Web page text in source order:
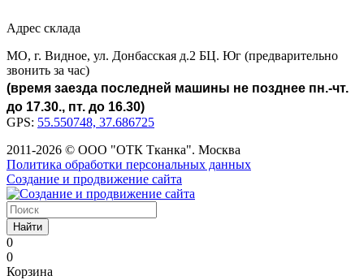
Адрес склада
МО, г. Видное, ул. Донбасская д.2 БЦ. Юг (предварительно
звонить за час)
(время заезда последней машины не позднее пн.-чт.
до 17.30., пт. до 16.30)
GPS: 55.550748, 37.686725
2011-2026 © ООО "ОТК Тканка". Москва
Политика обработки персональных данных
Создание и продвижение сайта
Найти
0
0
Корзина